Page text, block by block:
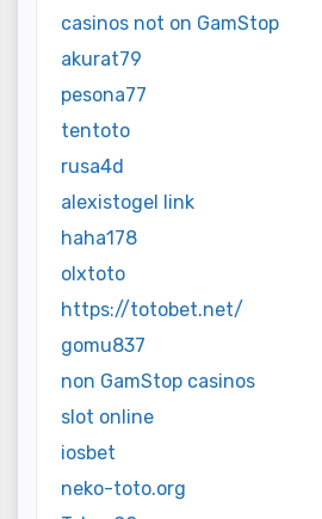
casinos not on GamStop
akurat79
pesona77
tentoto
rusa4d
alexistogel link
haha178
olxtoto
https://totobet.net/
gomu837
non GamStop casinos
slot online
iosbet
neko-toto.org